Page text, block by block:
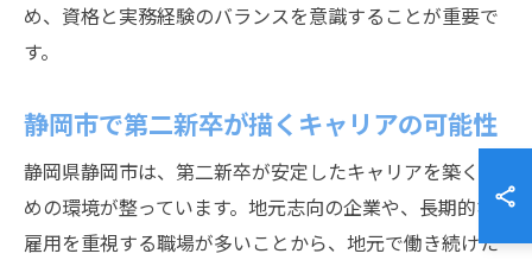
め、資格と実務経験のバランスを意識することが重要で
す。
静岡市で第二新卒が描くキャリアの可能性
静岡県静岡市は、第二新卒が安定したキャリアを築くた
めの環境が整っています。地元志向の企業や、長期的な
雇用を重視する職場が多いことから、地元で働き続けた